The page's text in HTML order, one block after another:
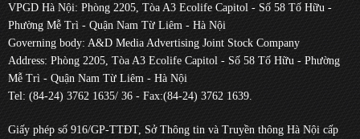
VPGD Hà Nội: Phòng 2205, Tòa A3 Ecolife Capitol - Số 58 Tố Hữu -
Phường Mễ Trì - Quận Nam Từ Liêm - Hà Nội
Governing body: A&D Media Advertising Joint Stock Company
Address: Phòng 2205, Tòa A3 Ecolife Capitol - Số 58 Tố Hữu - Phường
Mễ Trì - Quận Nam Từ Liêm - Hà Nội
Tel: (84-24) 3762 1635/ 36 - Fax:(84-24) 3762 1639.
Giấy phép số 916/GP-TTĐT, Sở Thông tin và Truyền thông Hà Nội cấp